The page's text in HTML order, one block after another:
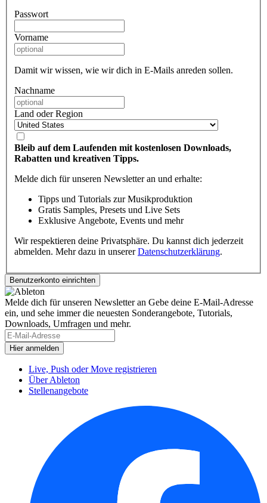
Passwort
Vorname
Damit wir wissen, wie wir dich in E-Mails anreden sollen.
Nachname
Land oder Region
Bleib auf dem Laufenden mit kostenlosen Downloads,
Rabatten und kreativen Tipps.
Melde dich für unseren Newsletter an und erhalte:
Tipps und Tutorials zur Musikproduktion
Gratis Samples, Presets und Live Sets
Exklusive Angebote, Events und mehr
Wir respektieren deine Privatsphäre. Du kannst dich jederzeit
abmelden. Mehr dazu in unsererDatenschutzerklärung.
Melde dich für unseren Newsletter an Gebe deine E-Mail-Adresse
ein, und sehe immer die neuesten Sonderangebote, Tutorials,
Downloads, Umfragen und mehr.
Live, Push oder Move registrieren
Über Ableton
Stellenangebote